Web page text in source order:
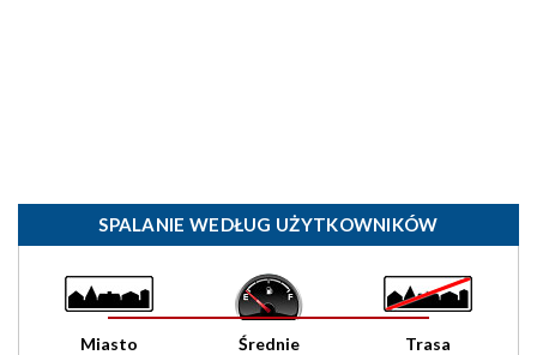
SPALANIE WEDŁUG UŻYTKOWNIKÓW
Miasto Średnie Trasa